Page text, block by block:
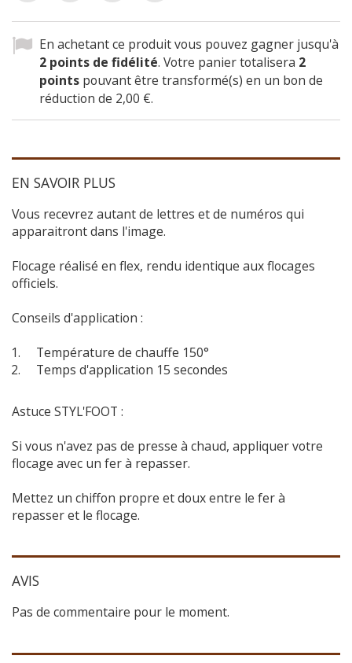
En achetant ce produit vous pouvez gagner jusqu'à
2 points de fidélité. Votre panier totalisera 2
points pouvant être transformé(s) en un bon de
réduction de 2,00 €.
EN SAVOIR PLUS
Vous recevrez autant de lettres et de numéros qui
apparaitront dans l'image.
Flocage réalisé en flex, rendu identique aux flocages
officiels.
Conseils d'application :
Température de chauffe 150°
Temps d'application 15 secondes
Astuce STYL'FOOT :
Si vous n'avez pas de presse à chaud, appliquer votre
flocage avec un fer à repasser.
Mettez un chiffon propre et doux entre le fer à
repasser et le flocage.
AVIS
Pas de commentaire pour le moment.